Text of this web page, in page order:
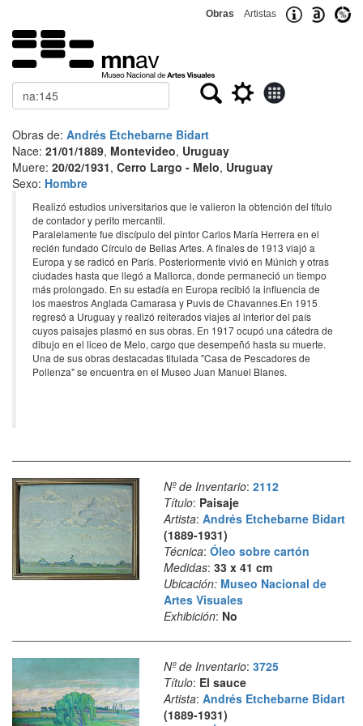
Obras Artistas
Buscar
Obras de: Andrés Etchebarne Bidart
Nace: 21/01/1889, Montevideo, Uruguay
Muere: 20/02/1931, Cerro Largo - Melo, Uruguay
Sexo: Hombre
Realizó estudios universitarios que le valieron la obtención del título
de contador y perito mercantil.
​Paralelamente fue discípulo del pintor Carlos María Herrera en el
recién fundado Círculo de Bellas Artes. A finales de 1913 viajó a
Europa y se radicó en París. Posteriormente vivió en Múnich y otras
ciudades hasta que llegó a Mallorca, donde permaneció un tiempo
más prolongado.​ En su estadía en Europa recibió la influencia de
los maestros Anglada Camarasa y Puvis de Chavannes.En 1915
regresó a Uruguay y realizó reiterados viajes al interior del país
cuyos paisajes plasmó en sus obras. En 1917 ocupó una cátedra de
dibujo en el liceo de Melo, cargo que desempeñó hasta su muerte.
Una de sus obras destacadas titulada "Casa de Pescadores de
Pollenza" se encuentra en el Museo Juan Manuel Blanes.
Nº de Inventario: 2112
Título: Paisaje
Artista: Andrés Etchebarne Bidart
(1889-1931)
Técnica: Óleo sobre cartón
Medidas: 33 x 41 cm
Ubicación: Museo Nacional de
Artes Visuales
Exhibición: No
Nº de Inventario: 3725
Título: El sauce
Artista: Andrés Etchebarne Bidart
(1889-1931)